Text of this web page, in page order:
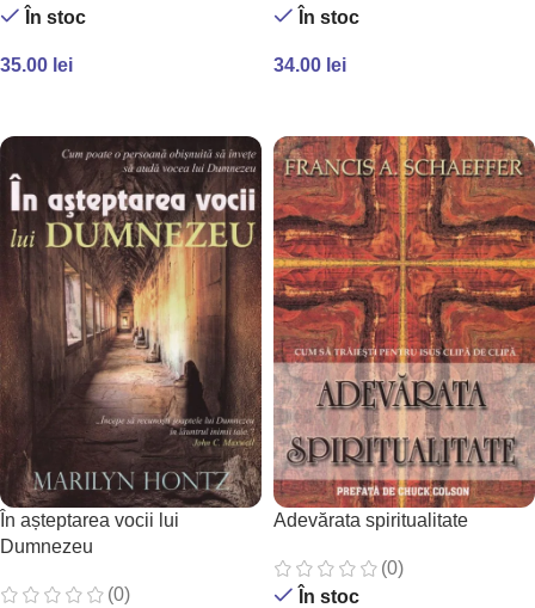
În stoc
35.00 lei
În stoc
34.00 lei
În așteptarea vocii lui
Dumnezeu
(0)
Adevărata spiritualitate
(0)
În stoc